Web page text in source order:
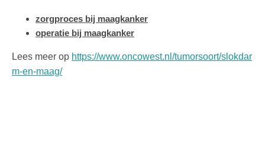
zorgproces bij maagkanker
operatie bij maagkanker
Lees meer op https://www.oncowest.nl/tumorsoort/slokdar
m-en-maag/